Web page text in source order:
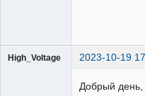
High_Voltage 2023-10-19
Добрый день,